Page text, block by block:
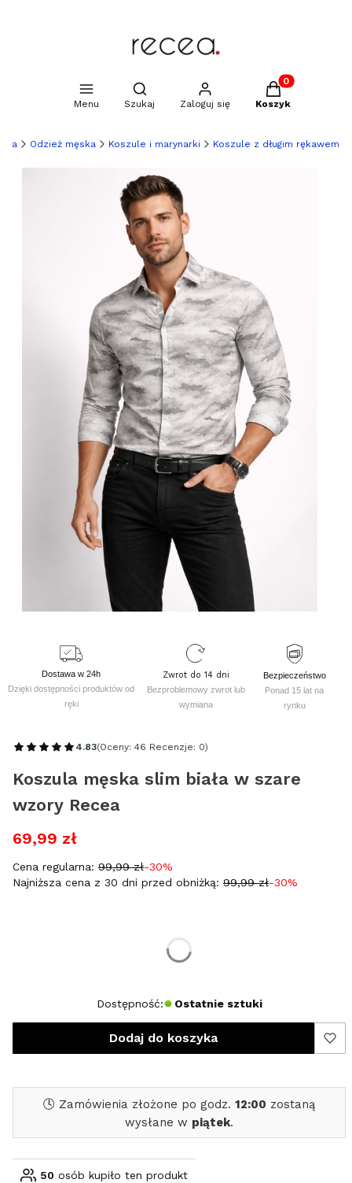
Menu
Otwórz wyszukiwarkę
Szukaj Zaloguj się
Produkty w
Koszyk
Odzież męska Koszule i marynarki Koszule z długim rękawem
Dostawa w 24h
Dzięki dostępności produktów od
ręki
Zwrot do 14 dni
Bezproblemowy zwrot lub
wymiana
Bezpieczeństwo
Ponad 15 lat na
rynku
4.83(Oceny: 46 Recenzje: 0)
Koszula męska slim biała w szare
wzory Recea
69,99 zł
Cena regularna: 99,99 zł-30%
Najniższa cena z 30 dni przed obniżką: 99,99 zł-30%
Dostępność: Ostatnie sztuki
Dodaj do koszyka
🕓 Zamówienia złożone po godz. 12:00 zostaną
wysłane w piątek.
50 osób kupiło ten produkt